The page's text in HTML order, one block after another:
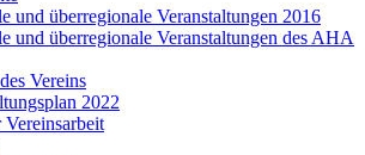
und überregionale Veranstaltungen 2016
und überregionale Veranstaltungen des AHA
Vereins
2022